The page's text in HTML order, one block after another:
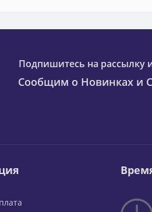
Подпишитесь на рассылку
Сообщим о Новинках и